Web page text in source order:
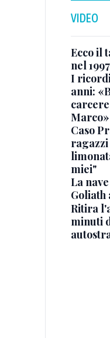
VIDEO
Ecco il
nel
I
anni:
Marco»
Caso
miei"
La
Goliath
Ritira
minuti